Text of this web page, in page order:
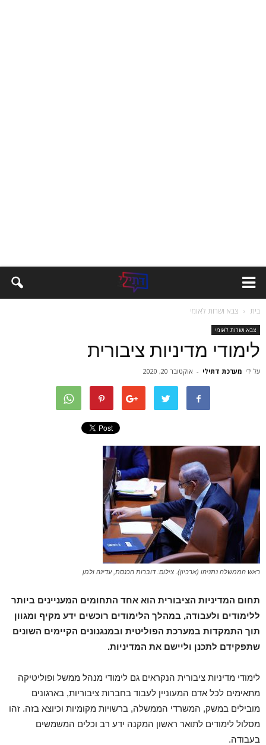
בית צבא ושרות לאומי
צבא ושרות לאומי
לימודי מדיניות ציבורית
על ידי מערכת דתילי - אוקטובר 20, 2020
ראש הממשלה נתניהו (ארכיון). צילום: דוברות הכנסת, עדינה ולמן
תחום המדיניות הציבורית הוא אחד התחומים המעניינים ביותר
ללימודים ולעבודה, במהלך הלימודים רוכשים ידע מקיף ומגוון
תוך התמקדות במערכת הפוליטית ובמנגנונים הקיימים השונים
שתפקידם לתכנן וליישם את המדיניות.
לימודי מדיניות ציבורית הנקראים גם לימודי מנהל ממשל ופוליטיקה
מתאימים לכל אדם המעוניין לעבוד בחברות ציבוריות, בארגונים
מובילים במשק, המשרדי הממשלה, ברשויות מקומיות וכיוצא בזה. זהו
מסלול לימודים לתואר ראשון המקנה ידע רב וכלים המשמשים
בעבודה.